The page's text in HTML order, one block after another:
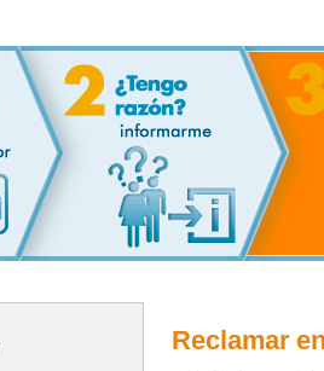
Reclamar